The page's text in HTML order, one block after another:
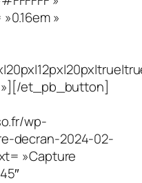
»
et_pb_button]
wp-
decran-2024-02-
»Capture